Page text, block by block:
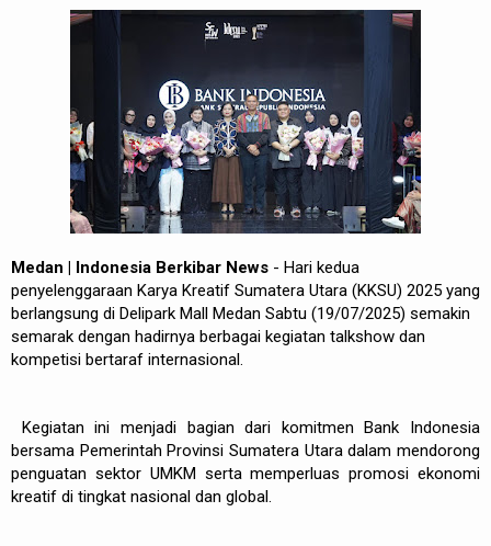
Medan | Indonesia Berkibar News - Hari kedua
penyelenggaraan Karya Kreatif Sumatera Utara (KKSU) 2025 yang
berlangsung di Delipark Mall Medan Sabtu (19/07/2025) semakin
semarak dengan hadirnya berbagai kegiatan talkshow dan
kompetisi bertaraf internasional.
Kegiatan ini menjadi bagian dari komitmen Bank Indonesia
bersama Pemerintah Provinsi Sumatera Utara dalam mendorong
penguatan sektor UMKM serta memperluas promosi ekonomi
kreatif di tingkat nasional dan global.